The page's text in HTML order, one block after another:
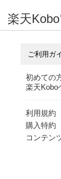
楽天
ご利用ガ
初めての
楽天Kobo
利用規約
購入特約
コンテン